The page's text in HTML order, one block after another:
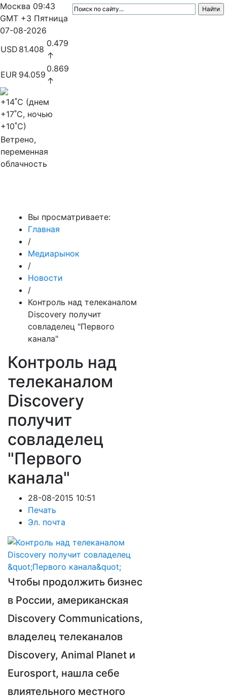
Москва 09:43
GMT +3 Пятница
07-08-2026
USD 81.408
0.479
↑
EUR 94.059
0.869
↑
+14˚C (днем
+17˚C, ночью
+10˚C)
Ветрено,
переменная
облачность
Вы просматриваете:
Главная
/
Медиарынок
/
Новости
/
Контроль над телеканалом
Discovery получит
совладелец "Первого
канала"
Контроль над
телеканалом
Discovery
получит
совладелец
"Первого
канала"
28-08-2015 10:51
Печать
Эл. почта
Чтобы продолжить бизнес
в России, американская
Discovery Communications,
владелец телеканалов
Discovery, Animal Planet и
Eurosport, нашла себе
влиятельного местного